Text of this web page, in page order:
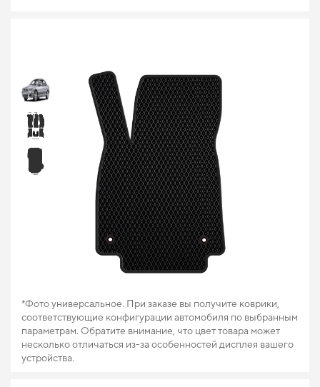
*Фото универсальное. При заказе вы получите коврики,
соответствующие конфигурации автомобиля по выбранным
параметрам. Обратите внимание, что цвет товара может
несколько отличаться из-за особенностей дисплея вашего
устройства.